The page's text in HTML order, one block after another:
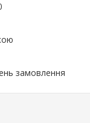
замовлення